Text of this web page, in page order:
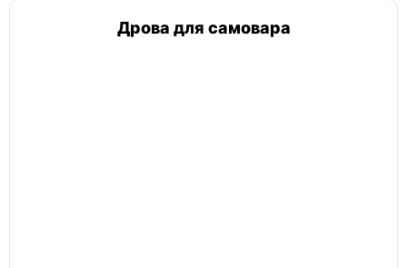
Дрова для самовара